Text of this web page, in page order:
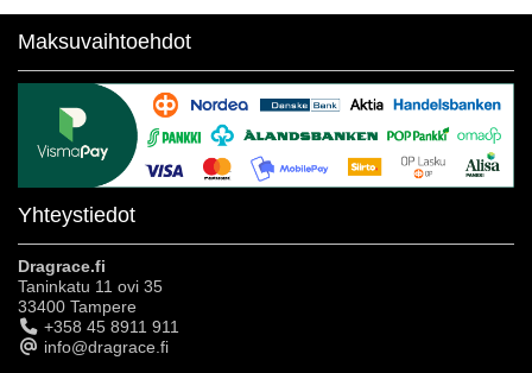
Maksuvaihtoehdot
Yhteystiedot
Dragrace.fi
Taninkatu 11 ovi 35
33400 Tampere
+358 45 8911 911
info@dragrace.fi